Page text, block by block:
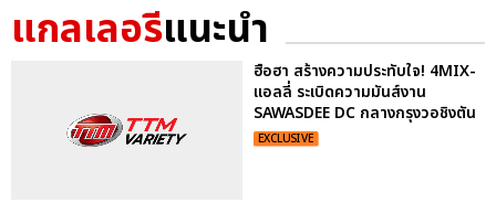
แกลเลอรีแนะนำ
ฮือฮา สร้างความประทับใจ! 4MIX-
แอลลี่ ระเบิดความมันส์งาน
SAWASDEE DC กลางกรุงวอชิงตัน
EXCLUSIVE